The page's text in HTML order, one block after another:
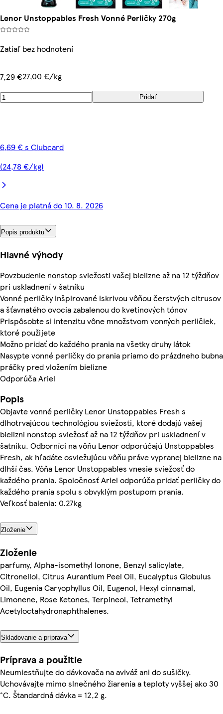
Lenor Unstoppables Fresh Vonné Perličky 270g
Zatiaľ bez hodnotení
7,29 €27,00 €/kg
Pridať
6,69 € s Clubcard
(24,78 €/kg)
Cena je platná do 10. 8. 2026
Popis produktu
Hlavné výhody
Povzbudenie nonstop sviežosti vašej bielizne až na 12 týždňov
pri uskladnení v šatníku
Vonné perličky inšpirované iskrivou vôňou čerstvých citrusov
a šťavnatého ovocia zabalenou do kvetinových tónov
Prispôsobte si intenzitu vône množstvom vonných perličiek,
ktoré použijete
Možno pridať do každého prania na všetky druhy látok
Nasypte vonné perličky do prania priamo do prázdneho bubna
práčky pred vložením bielizne
Odporúča Ariel
Popis
Objavte vonné perličky Lenor Unstoppables Fresh s
dlhotrvajúcou technológiou sviežosti, ktoré dodajú vašej
bielizni nonstop sviežosť až na 12 týždňov pri uskladnení v
šatníku. Odborníci na vôňu Lenor odporúčajú Unstoppables
Fresh, ak hľadáte osviežujúcu vôňu práve vypranej bielizne na
dlhší čas. Vôňa Lenor Unstoppables vnesie sviežosť do
každého prania. Spoločnosť Ariel odporúča pridať perličky do
každého prania spolu s obvyklým postupom prania.
Veľkosť balenia: 0.27kg
Zloženie
Zloženie
parfumy, Alpha-isomethyl Ionone, Benzyl salicylate,
Citronellol, Citrus Aurantium Peel Oil, Eucalyptus Globulus
Oil, Eugenia Caryophyllus Oil, Eugenol, Hexyl cinnamal,
Limonene, Rose Ketones, Terpineol, Tetramethyl
Acetyloctahydronaphthalenes.
Skladovanie a príprava
Príprava a použitie
Neumiestňujte do dávkovača na aviváž ani do sušičky.
Uchovávajte mimo slnečného žiarenia a teploty vyššej ako 30
°C. Štandardná dávka = 12,2 g.